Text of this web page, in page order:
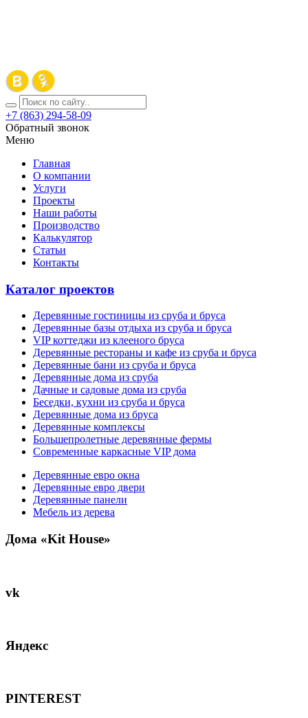
+7 (863) 294-58-09
Обратный звонок
Меню
Главная
О компании
Услуги
Проекты
Наши работы
Производство
Калькулятор
Статьи
Контакты
Каталог проектов
Деревянные гостиницы из сруба и бруса
Деревянные базы отдыха из сруба и бруса
VIP коттеджи из клееного бруса
Деревянные рестораны и кафе из сруба и бруса
Деревянные бани из сруба и бруса
Деревянные дома из сруба
Дачные и садовые дома из сруба
Беседки, кухни из сруба и бруса
Деревянные дома из бруса
Деревянные комплексы
Большепролетные деревянные фермы
Современные каркасные VIP дома
Деревянные евро окна
Деревянные евро двери
Деревянные панели
Мебель из дерева
Дома «Kit House»
vk
Яндекс
PINTEREST